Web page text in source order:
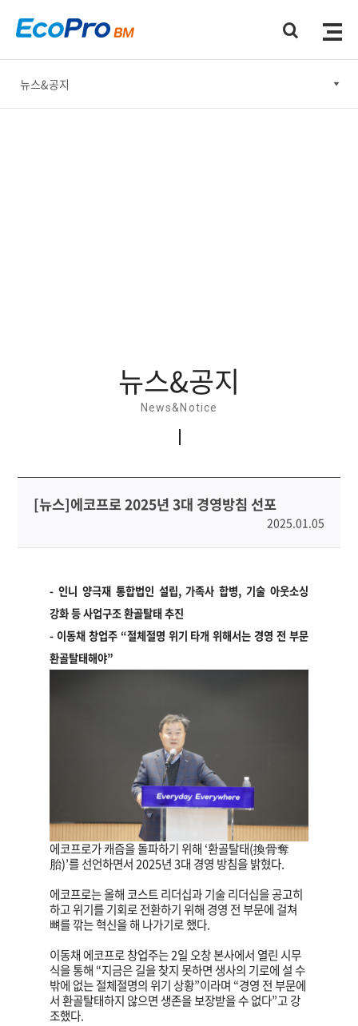
뉴스&공지
뉴스&공지
News&Notice
[뉴스]에코프로 2025년 3대 경영방침 선포
2025.01.05
-인니 양극재 통합법인 설립, 가족사 합병, 기술 아웃소싱
강화 등 사업구조 환골탈태 추진
- 이동채 창업주 “절체절명 위기 타개 위해서는 경영 전 부문
환골탈태해야”
에코프로가 캐즘을 돌파하기 위해 ‘환골탈태(換骨奪
胎)’를 선언하면서 2025년 3대 경영 방침을 밝혔다.
에코프로는 올해 코스트 리더십과 기술 리더십을 공고히
하고 위기를 기회로 전환하기 위해 경영 전 부문에 걸쳐
뼈를 깎는 혁신을 해 나가기로 했다.
이동채 에코프로 창업주는 2일 오창 본사에서 열린 시무
식을 통해 “지금은 길을 찾지 못하면 생사의 기로에 설 수
밖에 없는 절체절명의 위기 상황”이라며 “경영 전 부문에
서 환골탈태하지 않으면 생존을 보장받을 수 없다”고 강
조했다.